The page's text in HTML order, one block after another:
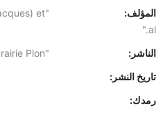
المؤلف:
et
al."
الناشر:
"Editions d'histoire et d'art ; Librairie Plon"
تاريخ النشر:
رمدك: